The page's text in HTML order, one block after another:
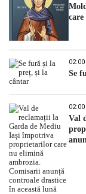
02:00
Se
02:00
Val